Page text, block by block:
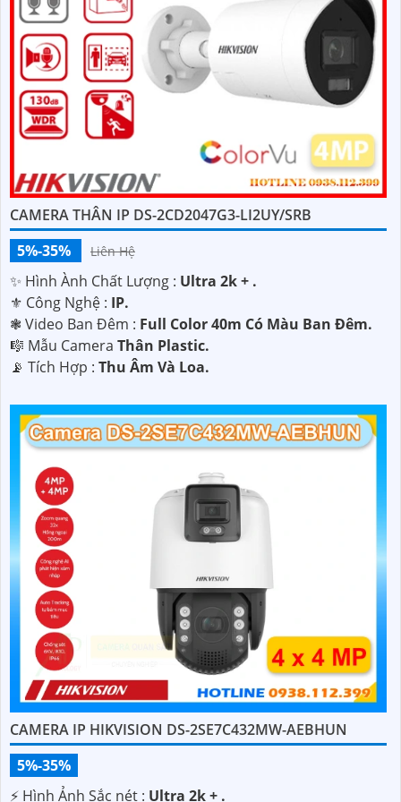
nhận tư vấn miễn phí.
Trân trọng cảm ơn!"
CAMERA THÂN IP DS-2CD2047G3-LI2UY/SRB
5%-35%
Liên Hệ
✨ Hình Ành Chất Lượng : Ultra 2k + .
⚜️ Công Nghệ : IP.
❃ Video Ban Đêm : Full Color 40m Có Màu Ban Ðêm.
🎼️ Mẫu Camera Thân Plastic.
️📡 Tích Hợp : Thu Âm Và Loa.
CAMERA IP HIKVISION DS-2SE7C432MW-AEBHUN
5%-35%
️⚡ Hình Ảnh Sắc nét : Ultra 2k + .